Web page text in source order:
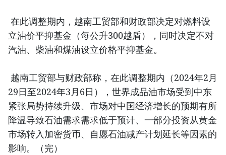
在此调整期内，越南工贸部和财政部决定对燃料设
立油价平抑基金（每公升300越盾），同时决定不对
汽油、柴油和煤油设立价格平抑基金。
越南工贸部与财政部称，在此调整期内（2024年2月
29日至2024年3月6日），世界成品油市场受到中东
紧张局势持续升级、市场对中国经济增长的预期有所
降温导致石油需求需求低于预计、一部分投资从黄金
市场转入加密货币、自愿石油减产计划延长等因素的
影响。（完）